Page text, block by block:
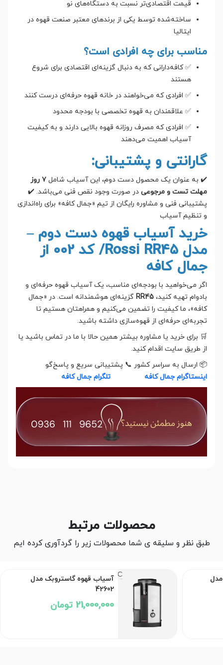
قیمت اقتصادی‌تر نسبت به دستگاه‌های نو
ساخته‌شده توسط یکی از برندهای معتبر صنعت قهوه در
ایتالیا
مناسب برای چه افرادی است؟
✅ کافه‌دارانی که به دنبال گزینه‌ای اقتصادی برای شروع
هستند
✅ افرادی که می‌خواهند در خانه قهوه حرفه‌ای درست کنند
✅ علاقمندان به قهوه تخصصی با بودجه محدود
✅ افرادی که مصرف روزانه قهوه بالایی دارند و به کیفیت
آسیاب اهمیت می‌دهند
گارانتی و پشتیبانی:
✔️ به عنوان یک محصول دست دوم، این آسیاب شامل
۷ روز
مهلت تست و مرجوعی در صورت وجود نقص فنی می‌باشد. ✔️
پشتیبانی فنی و مشاوره رایگان از تیم «جمال کافه» برای راه‌اندازی
و تنظیم آسیاب
خرید آسیاب قهوه دست دوم –
مدل Rossi RR45/ کد 002 از
جمال کافه
اگر می‌خواهید با بودجه‌ای مناسب، یک آسیاب قهوه حرفه‌ای و
بادوام تهیه کنید، RR45 گزینه‌ای هوشمندانه است. در «جمال
کافه»، ما کیفیت را تضمین می‌کنیم و همراهتان هستیم تا
تجربه‌ای حرفه‌ای از قهوه‌سازی داشته باشید.
🛒 برای خرید یا مشاوره بیشتر همین حالا با ما در تماس باشید یا
از طریق سایت اقدام کنید.
📦 ارسال به سراسر کشور 📞 پشتیبانی سریع و پاسخ‌گو
اینستاگرام جمال کافه
تلگرام جمال کافه
محصولات مرتبط
طبق نظر و سلیقه ی شما محصولات زیر را گردآوری کرده ایم
آسیاب قهوه گاستروبک مدل
42602
21,000,000 تومان